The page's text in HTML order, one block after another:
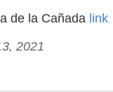
de la Cañada link
2021